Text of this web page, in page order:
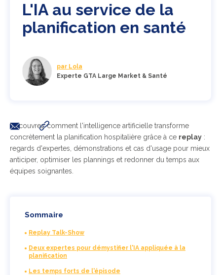
L'IA au service de la
planification en santé
par Lola
Experte GTA Large Market & Santé
Découvrez comment l'intelligence artificielle transforme
concrètement la planification hospitalière grâce à ce replay :
regards d'expertes, démonstrations et cas d'usage pour mieux
anticiper, optimiser les plannings et redonner du temps aux
équipes soignantes.
Sommaire
Replay Talk-Show
Deux expertes pour démystifier l'IA appliquée à la
planification
Les temps forts de l'épisode